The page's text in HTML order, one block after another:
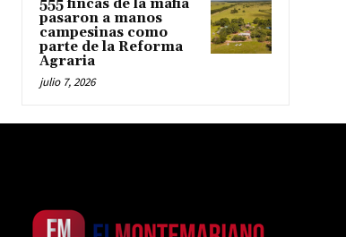
555 fincas de la mafia
pasaron a manos
campesinas como
parte de la Reforma
Agraria
julio 7, 2026